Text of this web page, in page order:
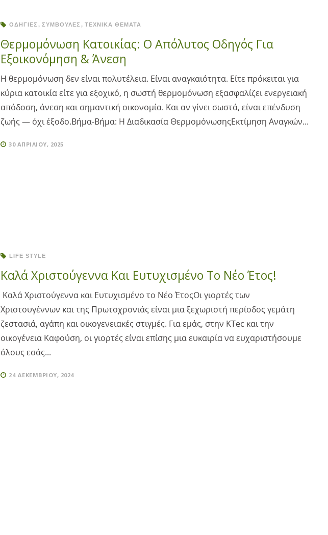
ΟΔΗΓΊΕΣ ΣΥΜΒΟΥΛΈΣ ΤΕΧΝΙΚΆ ΘΈΜΑΤΑ
Θερμομόνωση Κατοικίας: Ο Απόλυτος Οδηγός Για
Εξοικονόμηση & Άνεση
Η θερμομόνωση δεν είναι πολυτέλεια. Είναι αναγκαιότητα. Είτε πρόκειται για
κύρια κατοικία είτε για εξοχικό, η σωστή θερμομόνωση εξασφαλίζει ενεργειακή
απόδοση, άνεση και σημαντική οικονομία. Και αν γίνει σωστά, είναι επένδυση
ζωής — όχι έξοδο.Βήμα-Βήμα: Η Διαδικασία ΘερμομόνωσηςΕκτίμηση Αναγκών...
30 ΑΠΡΙΛΊΟΥ, 2025
LIFE STYLE
Καλά Χριστούγεννα Και Ευτυχισμένο Το Νέο Έτος!
Καλά Χριστούγεννα και Ευτυχισμένο το Νέο ΈτοςΟι γιορτές των
Χριστουγέννων και της Πρωτοχρονιάς είναι μια ξεχωριστή περίοδος γεμάτη
ζεστασιά, αγάπη και οικογενειακές στιγμές. Για εμάς, στην KTec και την
οικογένεια Καφούση, οι γιορτές είναι επίσης μια ευκαιρία να ευχαριστήσουμε
όλους εσάς...
24 ΔΕΚΕΜΒΡΊΟΥ, 2024